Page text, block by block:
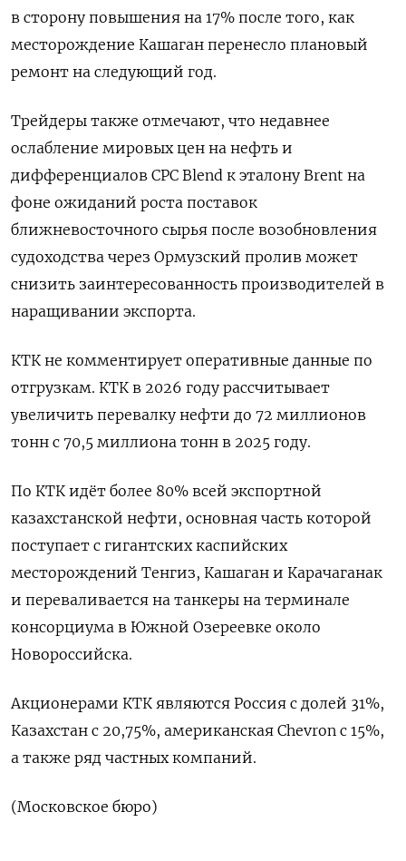
в ​сторону повышения на 17% ​после того, как
‌месторождение Кашаган перенесло плановый
ремонт на следующий год.
Трейдеры также отмечают, что ​недавнее
ослабление мировых цен на нефть и
дифференциалов CPC Blend к эталону Brent на
фоне ожиданий роста поставок
ближневосточного сырья после возобновления
судоходства через Ормузский пролив может
снизить заинтересованность производителей в
наращивании экспорта.
КТК не комментирует оперативные данные по
отгрузкам. КТК в 2026 году рассчитывает
увеличить перевалку нефти до 72 миллионов ​
тонн с 70,5 миллиона ⁠тонн в 2025 году.
По КТК идёт более 80% всей экспортной
казахстанской нефти, основная часть которой
‌поступает с гигантских каспийских
месторождений Тенгиз, Кашаган и Карачаганак
и переваливается ‌на танкеры на терминале
консорциума в Южной Озереевке около
Новороссийска.
Акционерами КТК являются Россия ​с долей 31%,
Казахстан с 20,75%, американская Chevron с ‌15%,
а также ряд частных компаний.
(Московское бюро)